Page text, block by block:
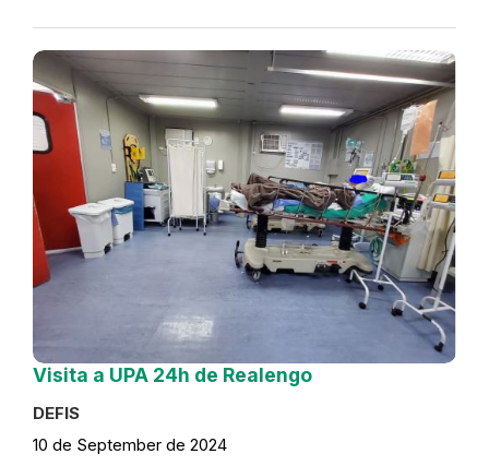
Visita a UPA 24h de Realengo
DEFIS
10 de September de 2024